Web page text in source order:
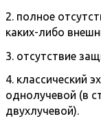
2. полное
каких-либо
3. отсутствие
4. классический
однолучевой (в
двухлучевой).